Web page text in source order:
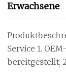
Erwachsene
Service 1.